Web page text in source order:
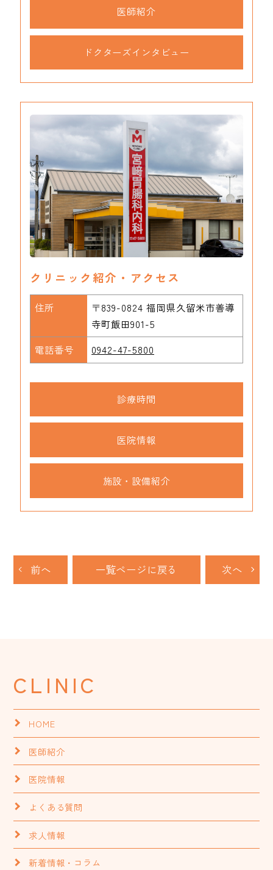
医師紹介
ドクターズインタビュー
クリニック紹介・アクセス
住所
〒839-0824 福岡県久留米市善導
寺町飯田901-5
電話番号
0942-47-5800
診療時間
医院情報
施設・設備紹介
前へ 一覧ページに戻る 次へ
CLINIC
HOME
医師紹介
医院情報
よくある質問
求人情報
新着情報・コラム